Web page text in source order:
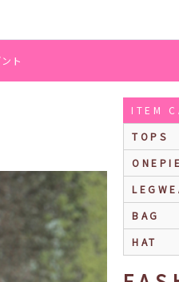
ト
ITEM
TOPS
BAG
HAT